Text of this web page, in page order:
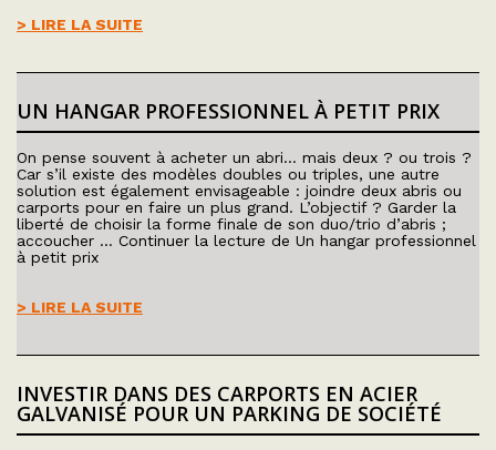
> LIRE LA SUITE
UN HANGAR PROFESSIONNEL À PETIT PRIX
On pense souvent à acheter un abri… mais deux ? ou trois ?
Car s’il existe des modèles doubles ou triples, une autre
solution est également envisageable : joindre deux abris ou
carports pour en faire un plus grand. L’objectif ? Garder la
liberté de choisir la forme finale de son duo/trio d’abris ;
accoucher … Continuer la lecture de Un hangar professionnel
à petit prix
> LIRE LA SUITE
INVESTIR DANS DES CARPORTS EN ACIER
GALVANISÉ POUR UN PARKING DE SOCIÉTÉ